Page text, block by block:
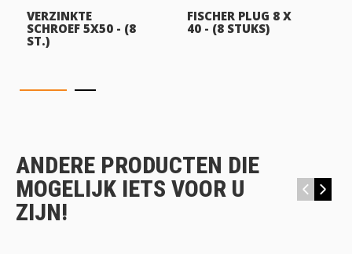
VERZINKTE
SCHROEF 5X50 - (8
ST.)
FISCHER PLUG 8 X
40 - (8 STUKS)
ANDERE PRODUCTEN DIE
MOGELIJK IETS VOOR U
ZIJN!
‹ ›